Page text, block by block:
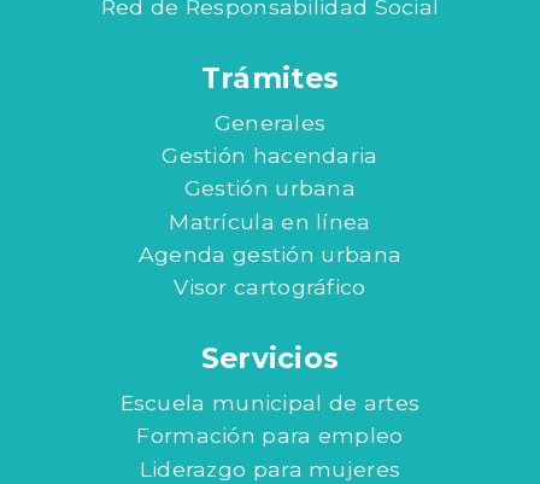
Red de Responsabilidad Social
Trámites
Generales
Gestión hacendaria
Gestión urbana
Matrícula en línea
Agenda gestión urbana
Visor cartográfico
Servicios
Escuela municipal de artes
Formación para empleo
Liderazgo para mujeres